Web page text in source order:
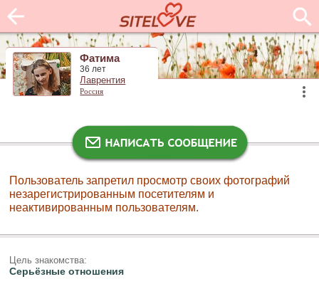
Фатима
36 лет
Лаврентия
Россия
Пользователь запретил просмотр своих фотографий
незарегистрированным посетителям и
неактивированным пользователям.
Цель знакомства:
Серьёзные отношения